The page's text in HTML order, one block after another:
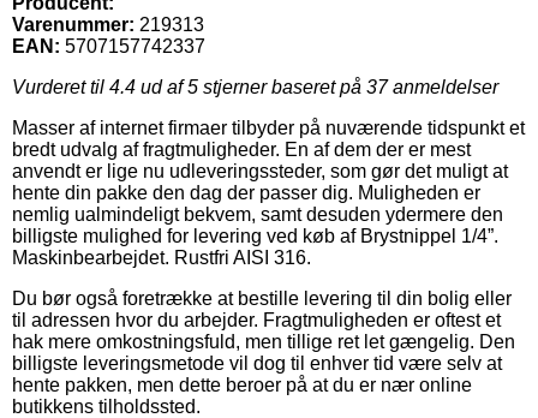
Varenummer: 219313
EAN: 5707157742337
Vurderet til 4.4 ud af 5 stjerner baseret på 37anmeldelser
Masser af internet firmaer tilbyder på nuværende tidspunkt et
bredt udvalg af fragtmuligheder. En af dem der er mest
anvendt er lige nu udleveringssteder, som gør det muligt at
hente din pakke den dag der passer dig. Muligheden er
nemlig ualmindeligt bekvem, samt desuden ydermere den
billigste mulighed for levering ved køb af Brystnippel 1/4”.
Maskinbearbejdet. Rustfri AISI 316.
Du bør også foretrække at bestille levering til din bolig eller
til adressen hvor du arbejder. Fragtmuligheden er oftest et
hak mere omkostningsfuld, men tillige ret let gængelig. Den
billigste leveringsmetode vil dog til enhver tid være selv at
hente pakken, men dette beroer på at du er nær online
butikkens tilholdssted.